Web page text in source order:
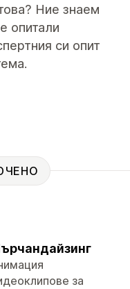
Ние знаем
опитали
си опит
за